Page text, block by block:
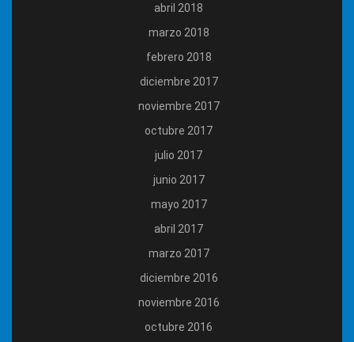
abril 2018
marzo 2018
febrero 2018
diciembre 2017
noviembre 2017
octubre 2017
julio 2017
junio 2017
mayo 2017
abril 2017
marzo 2017
diciembre 2016
noviembre 2016
octubre 2016